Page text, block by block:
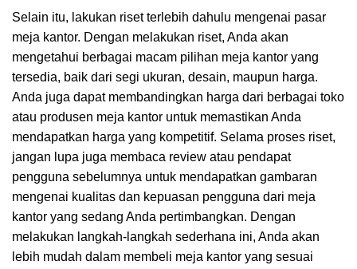
Selain itu, lakukan riset terlebih dahulu mengenai pasar
meja kantor. Dengan melakukan riset, Anda akan
mengetahui berbagai macam pilihan meja kantor yang
tersedia, baik dari segi ukuran, desain, maupun harga.
Anda juga dapat membandingkan harga dari berbagai toko
atau produsen meja kantor untuk memastikan Anda
mendapatkan harga yang kompetitif. Selama proses riset,
jangan lupa juga membaca review atau pendapat
pengguna sebelumnya untuk mendapatkan gambaran
mengenai kualitas dan kepuasan pengguna dari meja
kantor yang sedang Anda pertimbangkan. Dengan
melakukan langkah-langkah sederhana ini, Anda akan
lebih mudah dalam membeli meja kantor yang sesuai